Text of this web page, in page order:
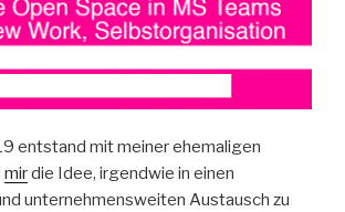
(aus
BuzzwordX)”
entstand mit meiner ehemaligen
mirdie Idee, irgendwie in einen
unternehmensweiten Austausch zu